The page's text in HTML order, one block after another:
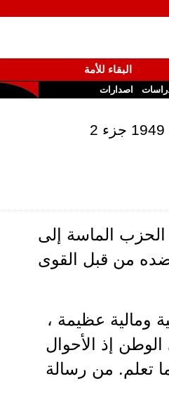
البقاء للأمة
اصدارات
الحزب الماسة إلى
ضده من قبل القوى
ومالية عظيمة ،
الوطن إذ الأحوال
تعلم. من رسالة